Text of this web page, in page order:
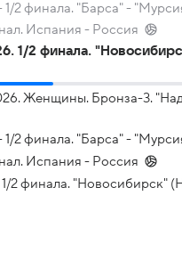
2 финала. "Барса" -
Испания - Россия
1/2 финала.
Женщины. Бронза-3.
2 финала. "Барса" -
Испания - Россия
2 финала. "Новосибирск"